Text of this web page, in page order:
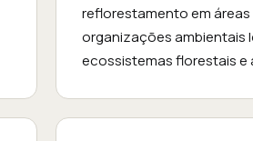
reflorestamento em
organizações ambientais
ecossistemas florestais e